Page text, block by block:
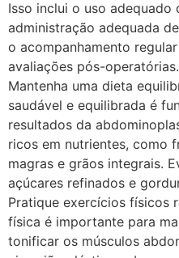
Isso inclui o uso adequado
administração adequada
o acompanhamento
avaliações pós-operatórias.
Mantenha uma dieta
saudável e equilibrada é
resultados da
ricos em nutrientes, como
magras e grãos integrais.
açúcares refinados e
Pratique exercícios físicos
física é importante para
tonificar os músculos